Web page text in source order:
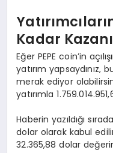
Kadar
Eğer PEPE coin’in
yatırım yapsaydınız,
merak ediyor
yatırımla
Haberin yazıldığı
dolar olarak kabul
32.365,88 dolar